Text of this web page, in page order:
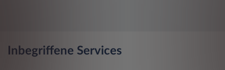
Inbegriffene Services